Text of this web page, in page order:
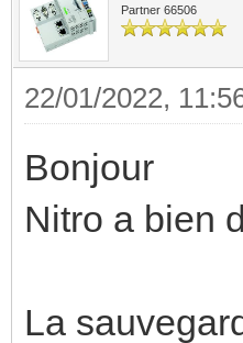
Partner 66506
22/01/2022,
Bonjour
Nitro a bien
La